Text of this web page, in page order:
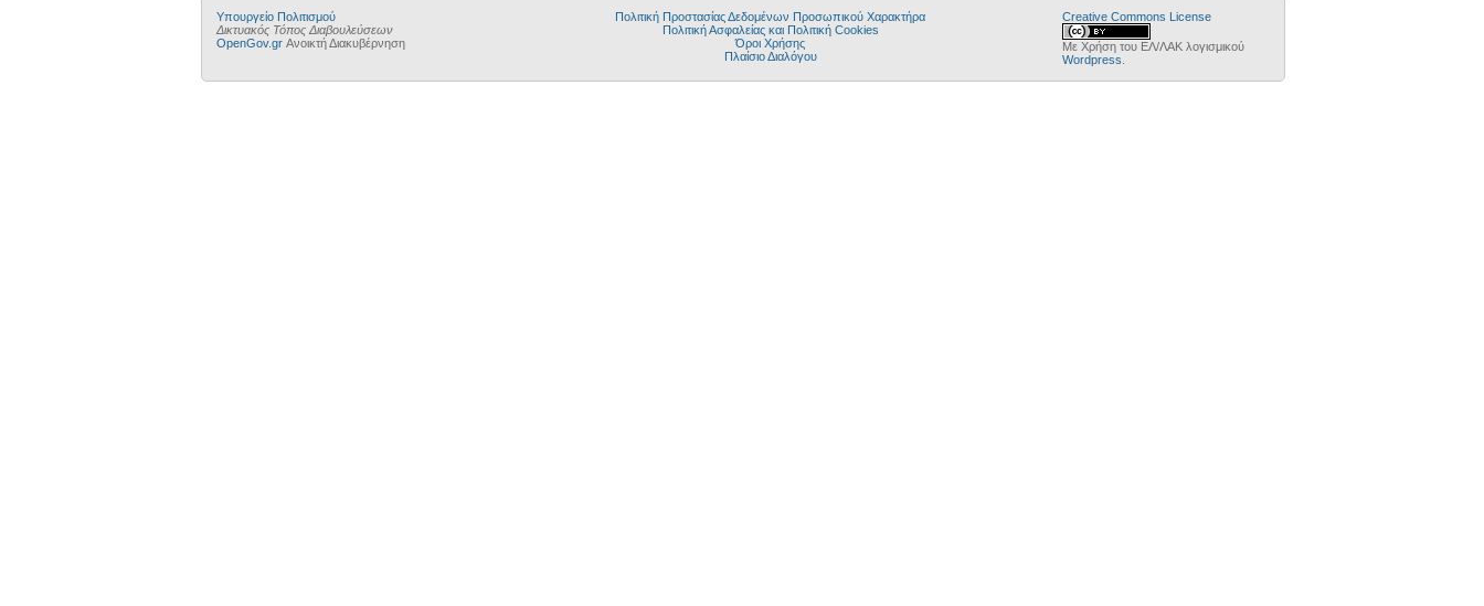
Υπουργείο Πολιτισμού
Δικτυακός Τόπος Διαβουλεύσεων
OpenGov.gr Ανοικτή Διακυβέρνηση
Πολιτική Προστασίας Δεδομένων Προσωπικού Χαρακτήρα
Πολιτική Ασφαλείας και Πολιτική Cookies
Όροι Χρήσης
Πλαίσιο Διαλόγου
Creative Commons License
Με Χρήση του ΕΛ/ΛΑΚ λογισμικού
Wordpress